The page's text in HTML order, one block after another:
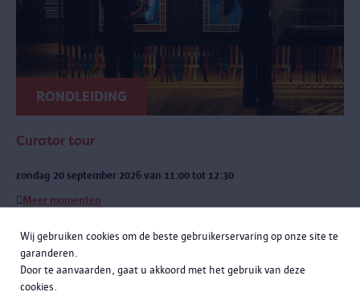
Wij gebruiken cookies om de beste gebruikerservaring op onze site te
garanderen.
Door te aanvaarden, gaat u akkoord met het gebruik van deze
cookies.
RONDLEIDING
Curator tour
zondag 20 september 2026 van 11:00 tot 12:30
Meer momenten
Een exclusieve rondleiding met curatoren Rachid Atia en Roselyne
Francken. Je leert niet alleen de opmerkelijke verhalen achter de
objecten kennen, maar komt ook meer te weten over de bijzondere
samenwerking met het Antwerpse sportlandschap.